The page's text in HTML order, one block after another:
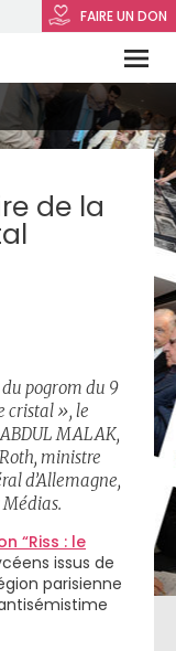
FAIRE UN DON
de la
pogrom du 9
cristal », le
MALAK,
ministre
d’Allemagne,
“Riss : le
issus de
parisienne